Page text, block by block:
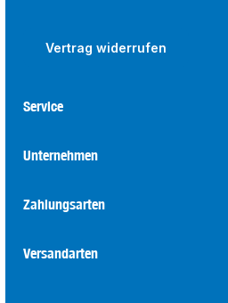
Vertrag widerrufen
Service
Unternehmen
Zahlungsarten
Versandarten